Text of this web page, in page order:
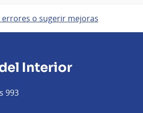
o sugerir mejoras
Interior
993